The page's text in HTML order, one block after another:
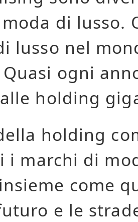
di lusso.
lusso nel
Quasi ogni
holding
holding
i marchi di
come
e le